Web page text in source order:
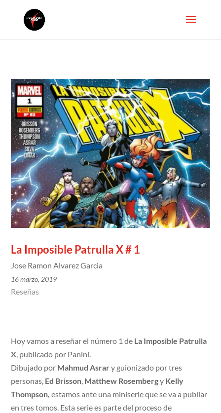
La Imposible Patrulla X # 1
Jose Ramon Alvarez Garcia
16 marzo, 2019
Reseñas
Hoy vamos a reseñar el número 1 de La Imposible Patrulla
X, publicado por Panini.
Dibujado por Mahmud Asrary guionizado por tres
personas, Ed Brisson, Matthew Rosembergy Kelly
Thompson, estamos ante una miniserie que se va a publiar
en tres tomos. Esta serie es parte del proceso de